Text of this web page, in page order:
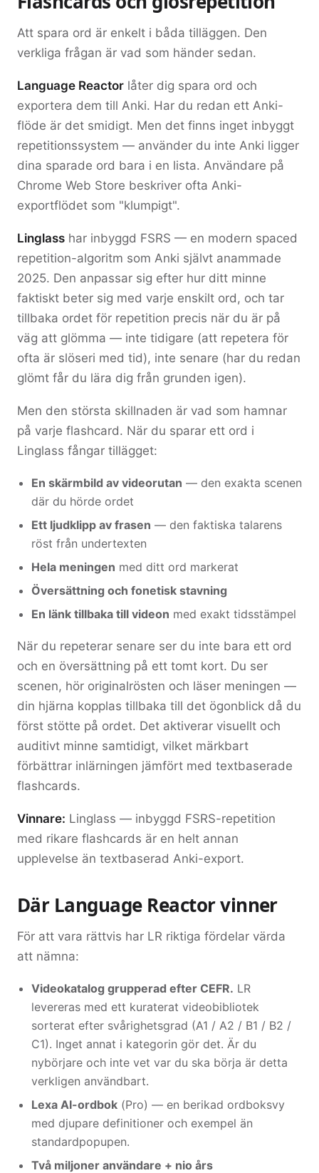
Att spara ord är enkelt i båda tilläggen. Den
verkliga frågan är vad som händer sedan.
Language Reactor låter dig spara ord och
exportera dem till Anki. Har du redan ett Anki-
flöde är det smidigt. Men det finns inget inbyggt
repetitionssystem — använder du inte Anki ligger
dina sparade ord bara i en lista. Användare på
Chrome Web Store beskriver ofta Anki-
exportflödet som "klumpigt".
Linglass har inbyggd FSRS — en modern spaced
repetition-algoritm som Anki självt anammade
2025. Den anpassar sig efter hur ditt minne
faktiskt beter sig med varje enskilt ord, och tar
tillbaka ordet för repetition precis när du är på
väg att glömma — inte tidigare (att repetera för
ofta är slöseri med tid), inte senare (har du redan
glömt får du lära dig från grunden igen).
Men den största skillnaden är vad som hamnar
på varje flashcard. När du sparar ett ord i
Linglass fångar tillägget:
En skärmbild av videorutan — den exakta scenen
där du hörde ordet
Ett ljudklipp av frasen — den faktiska talarens
röst från undertexten
Hela meningen med ditt ord markerat
Översättning och fonetisk stavning
En länk tillbaka till videon med exakt tidsstämpel
När du repeterar senare ser du inte bara ett ord
och en översättning på ett tomt kort. Du ser
scenen, hör originalrösten och läser meningen —
din hjärna kopplas tillbaka till det ögonblick då du
först stötte på ordet. Det aktiverar visuellt och
auditivt minne samtidigt, vilket märkbart
förbättrar inlärningen jämfört med textbaserade
flashcards.
Vinnare: Linglass — inbyggd FSRS-repetition
med rikare flashcards är en helt annan
upplevelse än textbaserad Anki-export.
Där Language Reactor vinner
För att vara rättvis har LR riktiga fördelar värda
att nämna:
Videokatalog grupperad efter CEFR. LR
levereras med ett kuraterat videobibliotek
sorterat efter svårighetsgrad (A1 / A2 / B1 / B2 /
C1). Inget annat i kategorin gör det. Är du
nybörjare och inte vet var du ska börja är detta
verkligen användbart.
Lexa AI-ordbok (Pro) — en berikad ordboksvy
med djupare definitioner och exempel än
standardpopupen.
Två miljoner användare + nio års